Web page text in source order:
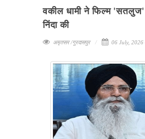
वकील धामी ने फिल्म
निंदा की
अमृतसर /गुरदासपुर 06 July,